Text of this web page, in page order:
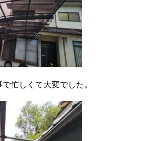
忙しくて大変でした。